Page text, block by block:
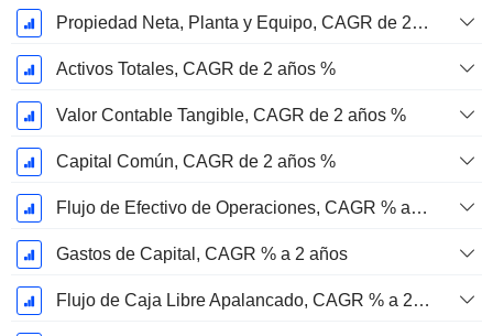
Propiedad Neta, Planta y Equipo, CAGR de 2 años %
Activos Totales, CAGR de 2 años %
Valor Contable Tangible, CAGR de 2 años %
Capital Común, CAGR de 2 años %
Flujo de Efectivo de Operaciones, CAGR % a 2 años
Gastos de Capital, CAGR % a 2 años
Flujo de Caja Libre Apalancado, CAGR % a 2 años